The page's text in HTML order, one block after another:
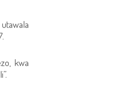
kwa